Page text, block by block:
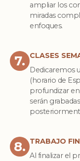
ampliar los
miradas
enfoques.
7.
CLASES
Dedicaremos
(horario de
profundizar en
serán
8. TRABAJO
Al finalizar el